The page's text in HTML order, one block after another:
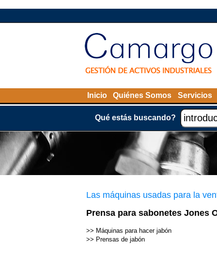
Inicio Quiénes Somos Servicios
Qué estás buscando?
Las máquinas usadas para la
Prensa para sabonetes Jones
>> Máquinas para hacer jabón
>> Prensas de jabón